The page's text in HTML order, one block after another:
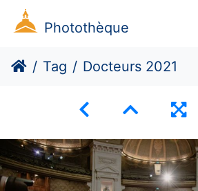
Photothèque
Tag Docteurs 2021